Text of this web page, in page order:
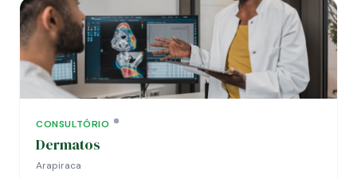
CONSULTÓRIO
Dermatos
Arapiraca